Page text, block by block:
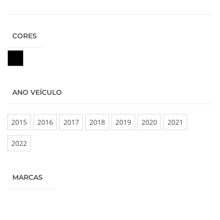
CORES
Preto
ANO VEÍCULO
2015 2016 2017 2018 2019 2020 2021
2022
MARCAS